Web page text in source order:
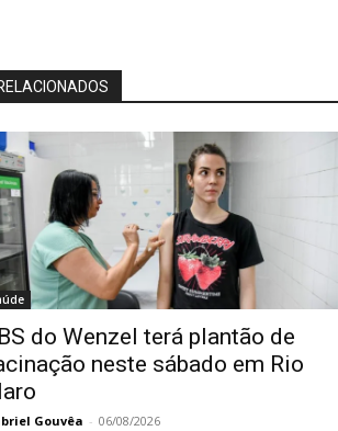
do Wenzel terá plantão de
neste sábado em Rio
Gouvêa - 06/08/2026